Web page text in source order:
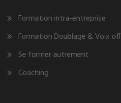
Formation intra-entreprise
Formation Doublage & Voix off
Se former autrement
Coaching